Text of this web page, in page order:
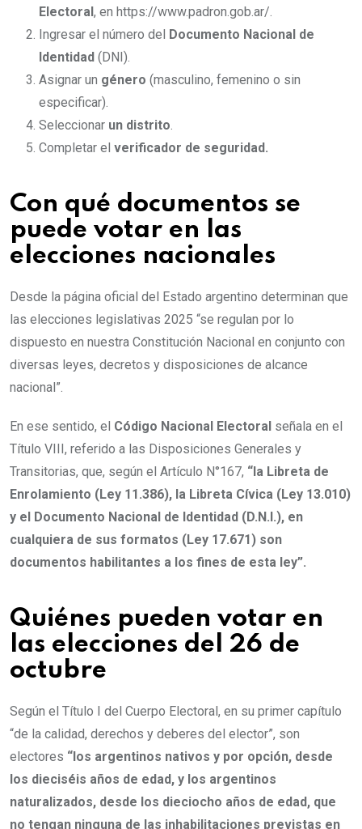
Electoral , en https://www.padron.gob.ar/.
Ingresar el número del
Documento Nacional de
Identidad (DNI).
Asignar un género (masculino, femenino o sin
especificar).
Seleccionar un distrito.
Completar el verificador de seguridad.
Con qué documentos se
puede votar en las
elecciones nacionales
Desde la página oficial del Estado argentino determinan que
las elecciones legislativas 2025 “se regulan por lo
dispuesto en nuestra Constitución Nacional en conjunto con
diversas leyes, decretos y disposiciones de alcance
nacional”.
En ese sentido, el Código Nacional Electoral señala en el
Título VIII, referido a las Disposiciones Generales y
Transitorias, que, según el Artículo N°167, “la Libreta de
Enrolamiento (Ley 11.386), la Libreta Cívica (Ley 13.010)
y el Documento Nacional de Identidad (D.N.I.), en
cualquiera de sus formatos (Ley 17.671) son
documentos habilitantes a los fines de esta ley”.
Quiénes pueden votar en
las elecciones del 26 de
octubre
Según el Título I del Cuerpo Electoral, en su primer capítulo
“de la calidad, derechos y deberes del elector”, son
electores “los argentinos nativos y por opción, desde
los dieciséis años de edad, y los argentinos
naturalizados, desde los dieciocho años de edad, que
no tengan ninguna de las inhabilitaciones previstas en